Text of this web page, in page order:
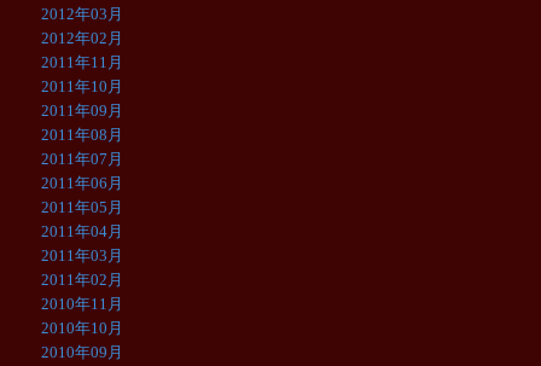
2012年03月
2012年02月
2011年11月
2011年10月
2011年09月
2011年08月
2011年07月
2011年06月
2011年05月
2011年04月
2011年03月
2011年02月
2010年11月
2010年10月
2010年09月